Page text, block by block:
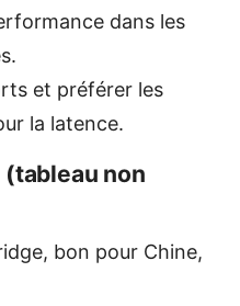
dans les
et préférer les
la latence.
non
bon pour Chine,